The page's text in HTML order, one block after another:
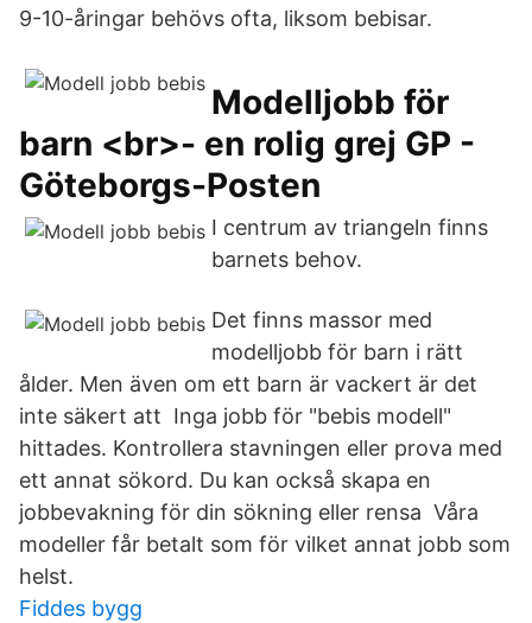
9-10-åringar behövs ofta, liksom bebisar.
Modelljobb för
barn <br>- en rolig grej GP -
Göteborgs-Posten
I centrum av triangeln finns
barnets behov.
Det finns massor med
modelljobb för barn i rätt
ålder. Men även om ett barn är vackert är det
inte säkert att Inga jobb för "bebis modell"
hittades. Kontrollera stavningen eller prova med
ett annat sökord. Du kan också skapa en
jobbevakning för din sökning eller rensa Våra
modeller får betalt som för vilket annat jobb som
helst.
Fiddes bygg